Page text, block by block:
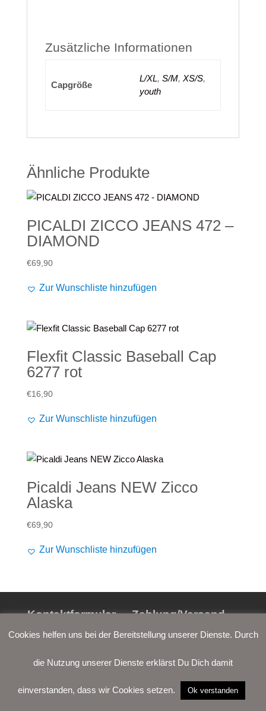
Zusätzliche Informationen
Capgröße
L/XL, S/M, XS/S,
youth
Ähnliche Produkte
PICALDI ZICCO JEANS 472 –
DIAMOND
€69,90
Zur Wunschliste hinzufügen
Flexfit Classic Baseball Cap
6277 rot
€16,90
Zur Wunschliste hinzufügen
Picaldi Jeans NEW Zicco
Alaska
€69,90
Zur Wunschliste hinzufügen
Kontaktformular Zahlung/Versand
Widerrufsrecht AGB
Datenschutz Impressum
Cookies helfen uns bei der Bereitstellung unserer Dienste. Durch
die Nutzung unserer Dienste erklärst Du Dich damit
einverstanden, dass wir Cookies setzen. Ok verstanden